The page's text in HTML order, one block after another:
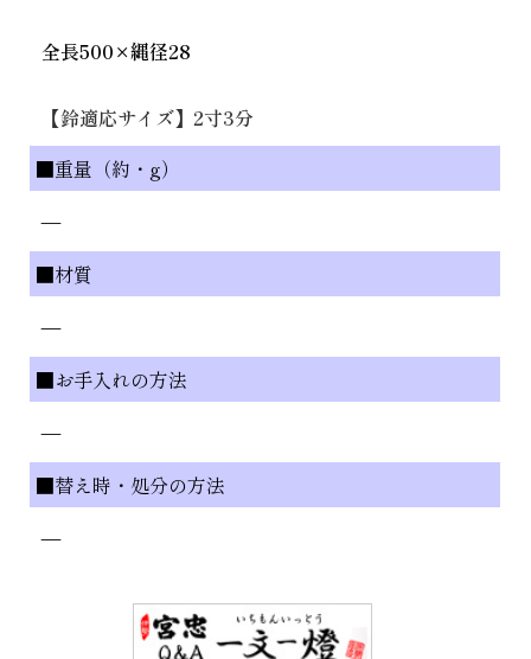
全長500×縄径28
【鈴適応サイズ】2寸3分
■重量（約・g）
—
■材質
—
■お手入れの方法
—
■替え時・処分の方法
—